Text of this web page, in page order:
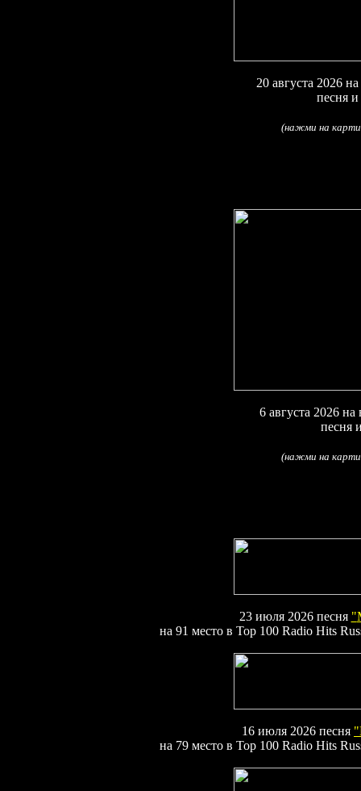
20 августа 2026
песня
(нажми на
6 августа 2026 на
песня
(нажми на
23 июля 2026 песня "
на 91 место в Top 100 Radio Hits
16 июля 2026 песня "
на 79 место в Top 100 Radio Hits